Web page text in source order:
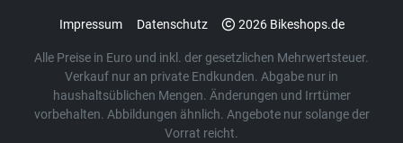
Impressum Datenschutz 2026 Bikeshops.de
Alle Preise in Euro und inkl. der gesetzlichen Mehrwertsteuer.
Verkauf nur an private Endkunden. Abgabe nur in
haushaltsüblichen Mengen. Änderungen und Irrtümer
vorbehalten. Abbildungen ähnlich. Angebote nur solange der
Vorrat reicht.